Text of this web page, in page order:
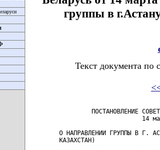
группы в
Текст документа по
ПОСТАНОВЛЕНИЕ
14
О НАПРАВЛЕНИИ ГРУППЫ В Г.
КАЗАХСТАН)